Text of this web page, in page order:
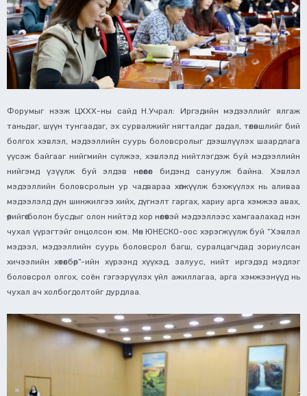
Форумыг нээж ЦХХХ-ны сайд Н.Учрал: Иргэдийн мэдээллийг ялгаж
таньдаг, шүүн тунгаадаг, эх сурвалжийг нягталдаг дадал, төлөвшлийг бий
болгох хэвлэл, мэдээллийн суурь боловсролыг дээшлүүлэх шаардлага
үүсэж байгааг нийгмийн сүлжээ, хэвлэлд нийтлэгдэж буй мэдээллийн
нийгэмд үзүүлж буй элдэв нөлөөлөл бидэнд сануулж байна. Хэвлэл
мэдээллийн боловсролын ур чадвараа хөгжүүлж бэхжүүлэх нь аливаа
мэдээлэлд дүн шинжилгээ хийх, дүгнэлт гаргах, хариу арга хэмжээ авах,
өөрийгөө болон бусдыг олон нийтэд хор нөлөөтэй мэдээллээс хамгаалахад нэн
чухал үүрэгтэйг онцолсон юм. Мөн ЮНЕСКО-оос хэрэгжүүлж буй “Хэвлэл
мэдээл, мэдээллийн суурь боловсрол багш, суралцагчдад зориулсан
хичээлийн хөтөлбөр”-ийн хүрээнд хүүхэд, залуус, нийт иргэдэд мэдлэг
боловсрол олгох, соён гэгээрүүлэх үйл ажиллагаа, арга хэмжээнүүд нь
чухал ач холбогдолтойг дурдлаа.